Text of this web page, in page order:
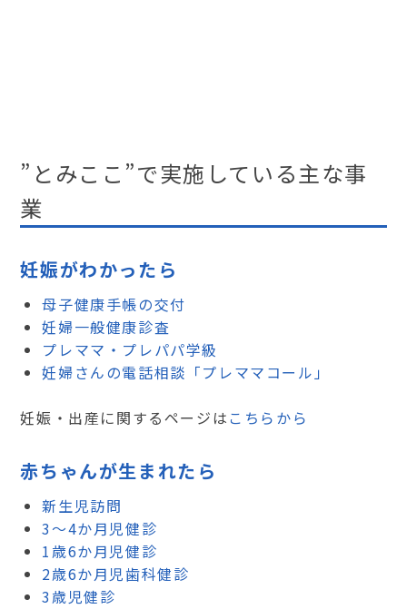
”とみここ”で実施している主な事
業
妊娠がわかったら
母子健康手帳の交付
妊婦一般健康診査
プレママ・プレパパ学級
妊婦さんの電話相談「プレママコール」
妊娠・出産に関するページは こちらから
赤ちゃんが生まれたら
新生児訪問
3～4か月児健診
1歳6か月児健診
2歳6か月児歯科健診
3歳児健診